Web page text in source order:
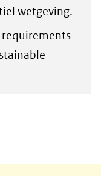
wetgeving.
requirements